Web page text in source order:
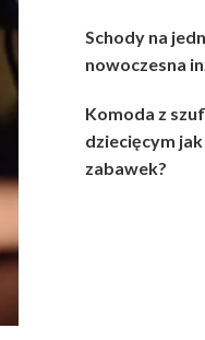
Schody na
nowoczesna
Komoda z
dziecięcym
zabawek?